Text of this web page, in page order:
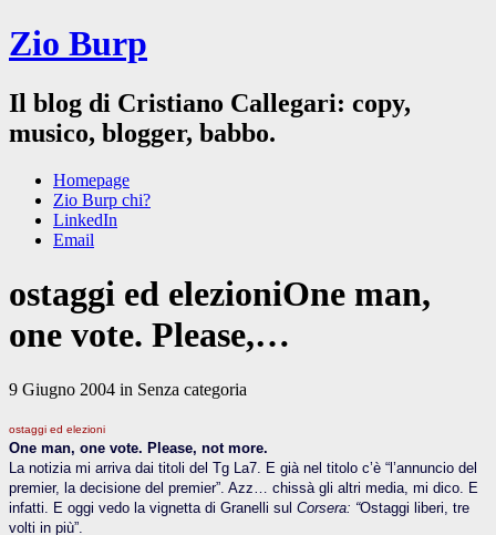
Zio Burp
Il blog di Cristiano Callegari: copy,
musico, blogger, babbo.
Homepage
Zio Burp chi?
LinkedIn
Email
ostaggi ed elezioniOne man,
one vote. Please,…
9 Giugno 2004 in Senza categoria
ostaggi ed elezioni
One man, one vote. Please, not more.
La notizia mi arriva dai titoli del Tg La7. E già nel titolo c’è “l’annuncio del
premier, la decisione del premier”. Azz… chissà gli altri media, mi dico. E
infatti. E oggi vedo la vignetta di Granelli sul Corsera: “Ostaggi liberi, tre
volti in più”.